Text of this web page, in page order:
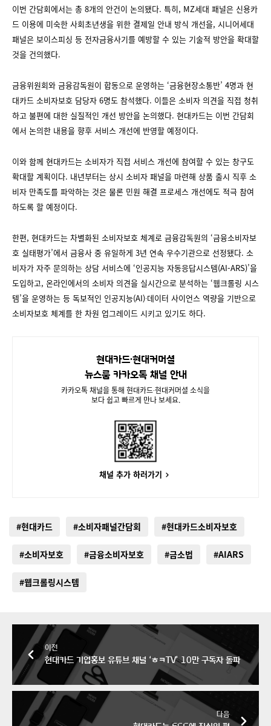
이번 간담회에서는 총 8개의 안건이 논의됐다. 특히, MZ세대 패널은 신용카
드 이용에 미숙한 사회초년생을 위한 결제일 안내 방식 개선을, 시니어세대
패널은 보이스피싱 등 전자금융사기를 예방할 수 있는 기술적 방안을 확대할
것을 건의했다.
금융위원회와 금융감독원이 합동으로 운영하는 ‘금융현장소통반’ 4명과 현
대카드 소비자보호 담당자 6명도 참석했다. 이들은 소비자 의견을 직접 청취
하고 불편에 대한 실질적인 개선 방안을 논의했다. 현대카드는 이번 간담회
에서 논의한 내용을 향후 서비스 개선에 반영할 예정이다.
이와 함께 현대카드는 소비자가 직접 서비스 개선에 참여할 수 있는 창구도
확대할 계획이다. 내년부터는 상시 소비자 패널을 마련해 상품 출시 직후 소
비자 만족도를 파악하는 것은 물론 민원 해결 프로세스 개선에도 적극 참여
하도록 할 예정이다.
한편, 현대카드는 차별화된 소비자보호 체계로 금융감독원의 ‘금융소비자보
호 실태평가’에서 금융사 중 유일하게 3년 연속 우수기관으로 선정됐다. 소
비자가 자주 문의하는 상담 서비스에 ‘인공지능 자동응답시스템(AI-ARS)’을
도입하고, 온라인에서의 소비자 의견을 실시간으로 분석하는 ‘웹크롤링 시스
템’을 운영하는 등 독보적인 인공지능(AI)∙데이터 사이언스 역량을 기반으로
소비자보호 체계를 한 차원 업그레이드 시키고 있기도 하다.
현대카드∙현대커머셜
뉴스룸 카카오톡 채널 안내
카카오톡 채널을 통해 현대카드∙현대커머셜 소식을
보다 쉽고 빠르게 만나 보세요.
채널 추가 하러가기
#현대카드 #소비자패널간담회 #현대카드소비자보호
#소비자보호 #금융소비자보호 #금소법 #AIARS
#웹크롤링시스템
이전
현대카드 기업홍보 유튜브 채널 ‘ㅎㅋTV’ 10만 구독자 돌파
다음